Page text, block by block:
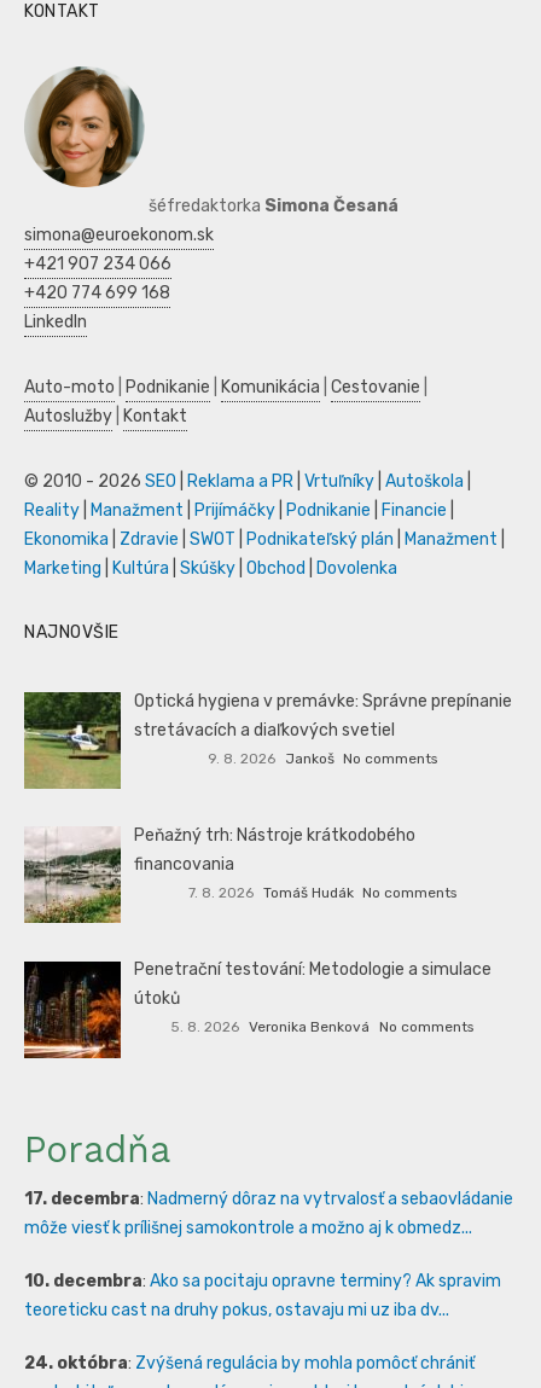
KONTAKT
šéfredaktorka Simona Česaná
simona@euroekonom.sk
+421 907 234 066
+420 774 699 168
LinkedIn
Auto-moto Podnikanie Komunikácia Cestovanie
Autoslužby
Kontakt
© 2010 - 2026 SEO Reklama a PR Vrtuľníky Autoškola
Reality
Manažment Prijímáčky Podnikanie Financie
Ekonomika
Zdravie SWOT Podnikateľský plán Manažment
Marketing
Kultúra Skúšky Obchod Dovolenka
NAJNOVŠIE
Optická hygiena v premávke: Správne prepínanie
stretávacích a diaľkových svetiel
9. 8. 2026 Jankoš No comments
Peňažný trh: Nástroje krátkodobého
financovania
7. 8. 2026 Tomáš Hudák No comments
Penetrační testování: Metodologie a simulace
útoků
5. 8. 2026 Veronika Benková No comments
Poradňa
17. decembra: Nadmerný dôraz na vytrvalosť a sebaovládanie
môže viesť k prílišnej samokontrole a možno aj k obmedz...
10. decembra: Ako sa pocitaju opravne terminy? Ak spravim
teoreticku cast na druhy pokus, ostavaju mi uz iba dv...
24. októbra: Zvýšená regulácia by mohla pomôcť chrániť